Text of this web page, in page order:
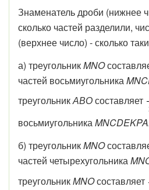
Знаменатель дроби (нижнее
сколько частей разделили,
(верхнее число) - сколько
а) треугольникMNO
частей восьмиугольника
треугольникАВОсоставляет
восьмиугольника
б) треугольникMNO
частей четырехугольника
треугольникMNOсоставляет